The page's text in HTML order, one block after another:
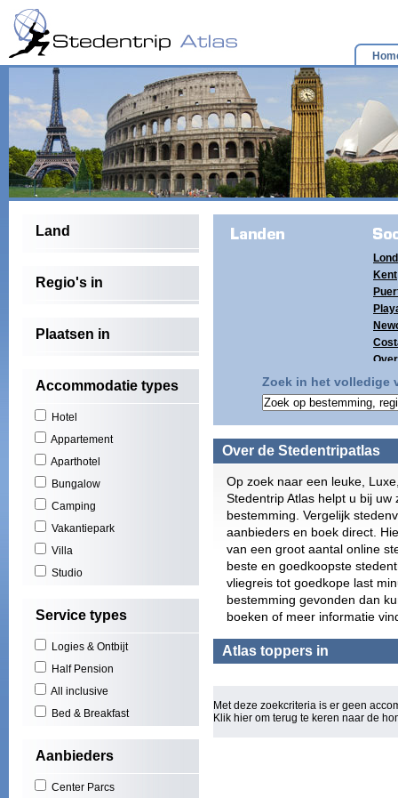
Land
Regio's in
Plaatsen in
Accommodatie types
Hotel
Appartement
Aparthotel
Bungalow
Camping
Vakantiepark
Villa
Studio
Service types
Logies & Ontbijt
Half Pension
All inclusive
Bed & Breakfast
Aanbieders
Center Parcs
Kent
Zuid
El
Zoek in het volledige
Over de Stedentripatlas
Op zoek naar een leuke,
Stedentrip Atlas helpt u bij
bestemming. Vergelijk
aanbieders en boek direct.
van een groot aantal online
beste en goedkoopste
vliegreis tot goedkope last
bestemming gevonden dan
boeken of meer informatie
Atlas toppers in
Met deze zoekcriteria is er geen
Klik hier om terug te keren naar de